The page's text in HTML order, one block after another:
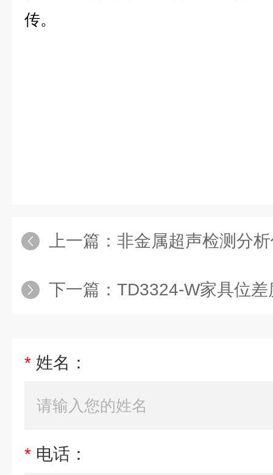
传。
上一篇： 非金属超声检测分
下一篇： TD3324-W家具位
* 姓名：
* 电话：